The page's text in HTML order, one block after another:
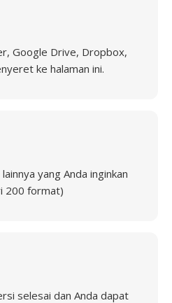
Google Drive, Dropbox,
ke halaman ini.
yang Anda inginkan
200 format)
selesai dan Anda dapat